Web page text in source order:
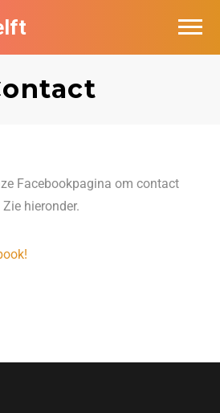
Facebookpagina om contact
hieronder.
in Delft